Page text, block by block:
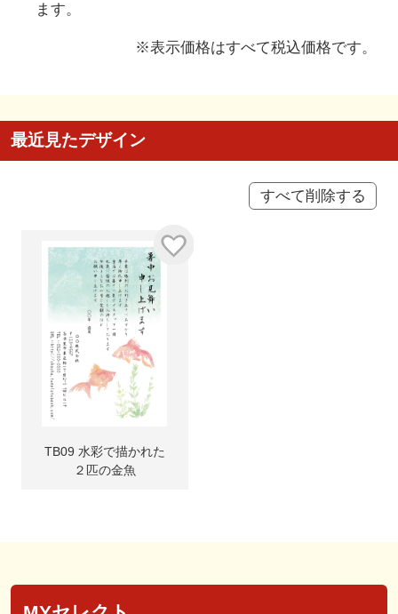
ます。
※表示価格はすべて税込価格です。
最近見たデザイン
すべて削除する
TB09 水彩で描かれた
２匹の金魚